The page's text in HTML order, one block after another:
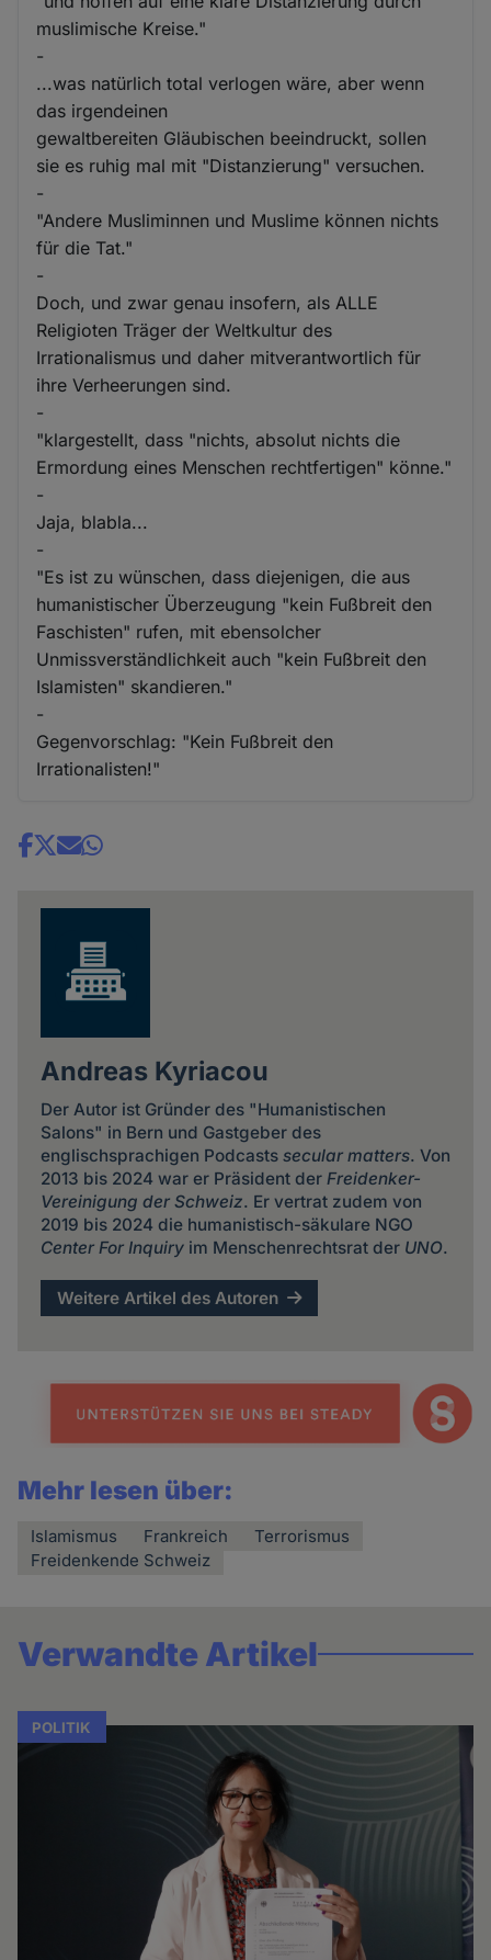
muslimische Kreise."
-
...was natürlich total verlogen wäre, aber wenn
das irgendeinen
gewaltbereiten Gläubischen beeindruckt, sollen
sie es ruhig mal mit "Distanzierung" versuchen.
-
"Andere Musliminnen und Muslime können nichts
für die Tat."
-
Doch, und zwar genau insofern, als ALLE
Religioten Träger der Weltkultur des
Irrationalismus und daher mitverantwortlich für
ihre Verheerungen sind.
-
"klargestellt, dass "nichts, absolut nichts die
Ermordung eines Menschen rechtfertigen" könne."
-
Jaja, blabla...
-
"Es ist zu wünschen, dass diejenigen, die aus
humanistischer Überzeugung "kein Fußbreit den
Faschisten" rufen, mit ebensolcher
Unmissverständlichkeit auch "kein Fußbreit den
Islamisten" skandieren."
-
Gegenvorschlag: "Kein Fußbreit den
Irrationalisten!"
Share
Andreas Kyriacou
Der Autor ist Gründer des "Humanistischen
Salons" in Bern und Gastgeber des
englischsprachigen Podcasts secular matters. Von
2013 bis 2024 war er Präsident der Freidenker-
Vereinigung der Schweiz. Er vertrat zudem von
2019 bis 2024 die humanistisch-säkulare NGO
Center For Inquiryim Menschenrechtsrat der UNO.
Weitere Artikel des Autoren
Mehr lesen über:
Islamismus Frankreich
Terrorismus
Freidenkende Schweiz
Verwandte Artikel
POLITIK